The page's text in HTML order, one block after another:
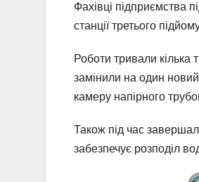
Фахівці підприємства
станції третього
Роботи тривали кілька
замінили на один
камеру напірного
Також під час
забезпечує розподіл